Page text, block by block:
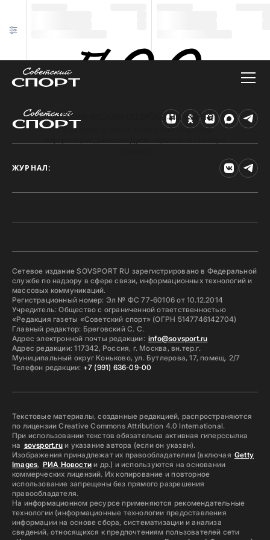
Техническая ошибка на сайте
Произошла ошибка. Чтобы найти нужную
ЖУРНАЛ:
Сетевое издание SOVSPORT RU зарегистрировано в Федеральной
службе по надзору в сфере связи, информационных технологий и
массовых коммуникаций.
Регистрационный номер: Эл № ФС 77-60106 от 10.12.2014
Учредитель: Общество с ограниченной ответственностью
«Редакция газеты «Советский спорт» (ОГРН 5147746142704)
Главный редактор: Бреговский С. С.
Адрес электронной почты редакции: info@sovsport.ru
Адрес редакции: 117342, Россия, г. Москва, вн.тер.г.
Муниципальный округ Коньково, ул. Бутлерова, 17, помещ. 2/7
Телефон редакции: +7 (991) 636-09-00
Текстовые материалы, созданные редакцией, распространяются
по лицензии Creative Commons Attribution 4.0 International.
При использовании текстов обязательна активная гиперссылка
на sovsport.ruи указание автора (если он указан).
Изображения принадлежат их правообладателям (включая Getty
Images, РИА Новостии др.) и используются на основании
коммерческих лицензий. Их копирование и повторное
использование запрещены без прямого разрешения
правообладателя.
На информационном ресурсе применяются рекомендательные
технологии (информационные технологии предоставления
информации на основе сбора, систематизации и анализа
сведений, относящихся к предпочтениям пользователей сети